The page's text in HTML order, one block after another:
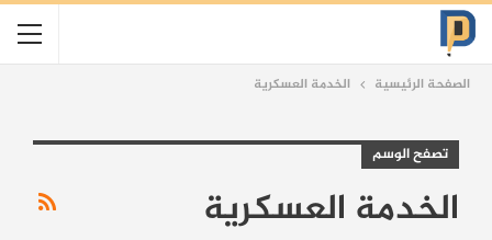
الصفحة الرئيسية الخدمة العسكرية
تصفح الوسم
الخدمة العسكرية